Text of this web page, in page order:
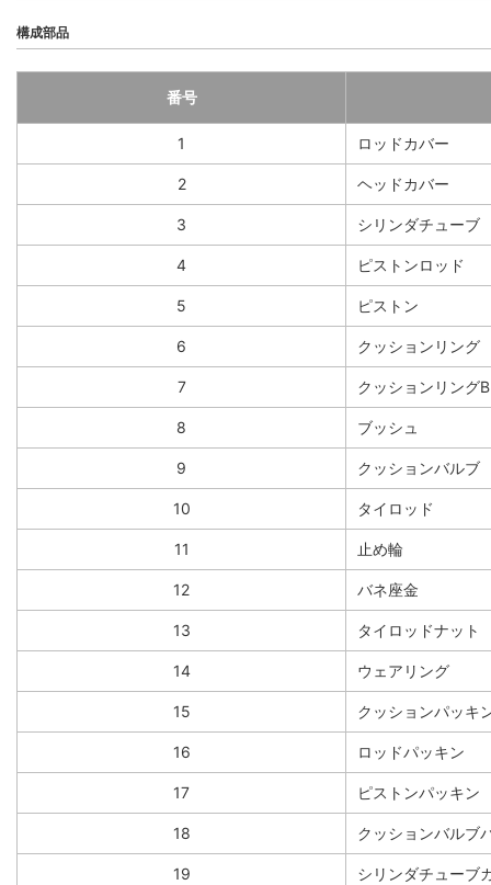
構成部品
番号
1 ロッドカバー
2 ヘッドカバー
3 シリンダチューブ
4 ピストンロッド
5 ピストン
6 クッションリング
7 クッションリングB
8 ブッシュ
9 クッションバルブ
10 タイロッド
11 止め輪
12 バネ座金
13 タイロッドナット
14 ウェアリング
15 クッションパッキ
16 ロッドパッキン
17 ピストンパッキン
18 クッションバルブ
19 シリンダチューブ